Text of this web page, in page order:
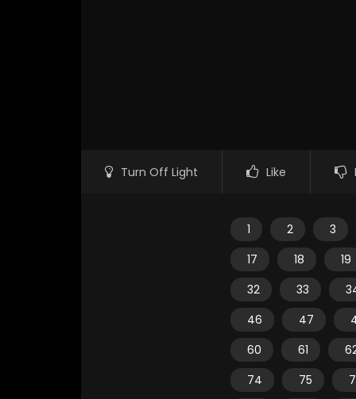
Turn Off Light Like
1 2
3
17
18
19
32
33
46
47
60
61
74
75